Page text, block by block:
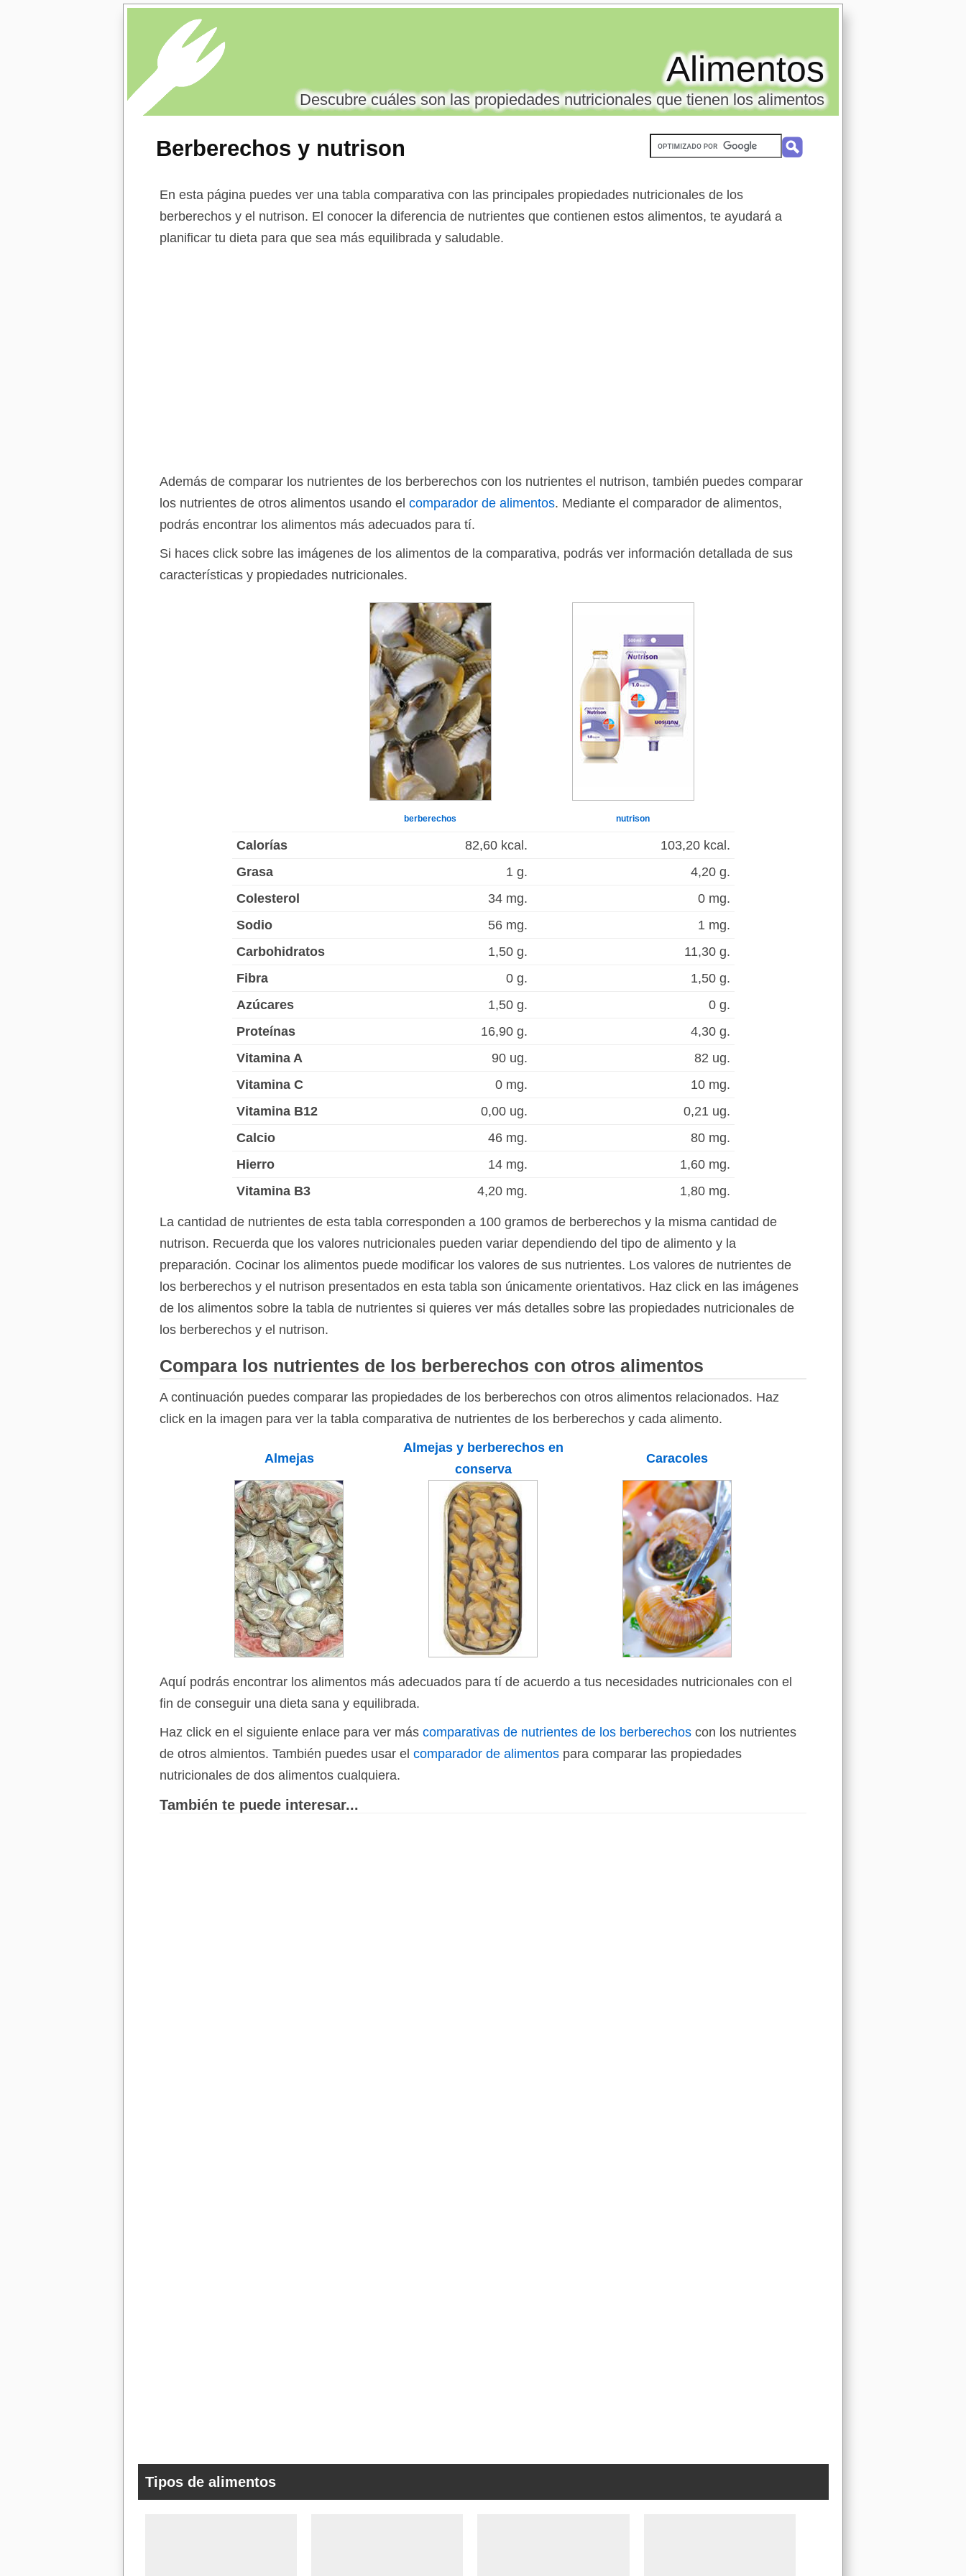
Berberechos y nutrison
Alimentos
Descubre cuáles son las propiedades nutricionales que tienen los alimentos
En esta página puedes ver una tabla comparativa con las principales propiedades nutricionales de los
berberechos y el nutrison. El conocer la diferencia de nutrientes que contienen estos alimentos, te ayudará a
planificar tu dieta para que sea más equilibrada y saludable.
Además de comparar los nutrientes de los berberechos con los nutrientes el nutrison, también puedes comparar
los nutrientes de otros alimentos usando el comparador de alimentos. Mediante el comparador de alimentos,
podrás encontrar los alimentos más adecuados para tí.
Si haces click sobre las imágenes de los alimentos de la comparativa, podrás ver información detallada de sus
características y propiedades nutricionales.
berberechos nutrison
Calorías 82,60 kcal.
103,20 kcal.
Grasa
1 g.
4,20 g.
Colesterol
34 mg.
0 mg.
Sodio
56 mg.
1 mg.
Carbohidratos
1,50 g.
11,30 g.
Fibra
0 g.
1,50 g.
Azúcares
1,50 g.
0 g.
Proteínas
16,90 g.
4,30 g.
Vitamina A
90 ug.
82 ug.
Vitamina C
0 mg.
10 mg.
Vitamina B12
0,00 ug.
0,21 ug.
Calcio
46 mg.
80 mg.
Hierro
14 mg.
1,60 mg.
Vitamina B3
4,20 mg. 1,80 mg.
La cantidad de nutrientes de esta tabla corresponden a 100 gramos de berberechos y la misma cantidad de
nutrison. Recuerda que los valores nutricionales pueden variar dependiendo del tipo de alimento y la
preparación. Cocinar los alimentos puede modificar los valores de sus nutrientes. Los valores de nutrientes de
los berberechos y el nutrison presentados en esta tabla son únicamente orientativos. Haz click en las imágenes
de los alimentos sobre la tabla de nutrientes si quieres ver más detalles sobre las propiedades nutricionales de
los berberechos y el nutrison.
Compara los nutrientes de los berberechos con otros alimentos
A continuación puedes comparar las propiedades de los berberechos con otros alimentos relacionados. Haz
click en la imagen para ver la tabla comparativa de nutrientes de los berberechos y cada alimento.
Almejas
Almejas y berberechos en
conserva
Caracoles
Aquí podrás encontrar los alimentos más adecuados para tí de acuerdo a tus necesidades nutricionales con el
fin de conseguir una dieta sana y equilibrada.
Haz click en el siguiente enlace para ver más comparativas de nutrientes de los berberechos con los nutrientes
de otros almientos. También puedes usar el comparador de alimentos para comparar las propiedades
nutricionales de dos alimentos cualquiera.
También te puede interesar...
Tipos de alimentos